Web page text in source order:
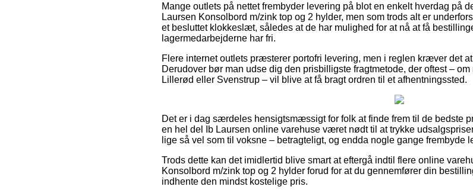
Mange outlets på nettet frembyder levering på blot en enkelt hverdag på
Laursen Konsolbord m/zink top og 2 hylder, men som trods alt er
et besluttet klokkeslæt, således at de har mulighed for at nå at få
lagermedarbejderne har fri.
Flere internet outlets præsterer portofri levering, men i reglen kræver det
Derudover bør man udse dig den prisbilligste fragtmetode, der oftest –
Lillerød eller Svenstrup – vil blive at få bragt ordren til et afhentningssted.
Det er i dag særdeles hensigtsmæssigt for folk at finde frem til de bedste
en hel del Ib Laursen online varehuse været nødt til at trykke
lige så vel som til voksne – betragteligt, og endda nogle gange frembyde
Trods dette kan det imidlertid blive smart at eftergå indtil flere online
Konsolbord m/zink top og 2 hylder forud for at du gennemfører din
indhente den mindst kostelige pris.